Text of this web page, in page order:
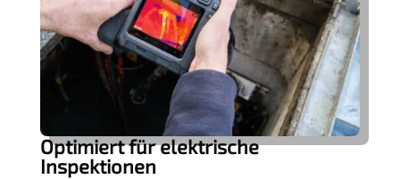
Optimiert für elektrische
Inspektionen